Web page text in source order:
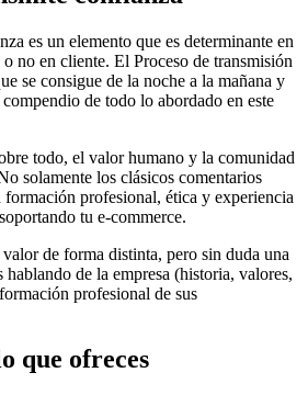
es un elemento que es determinante en
no en cliente. El Proceso de transmisión
se consigue de la noche a la mañana y
de todo lo abordado en este
todo, el valor humano y la comunidad
solamente los clásicos comentarios
formación profesional, ética y experiencia
tu e-commerce.
de forma distinta, pero sin duda una
hablando de la empresa (historia, valores,
profesional de sus
que ofreces